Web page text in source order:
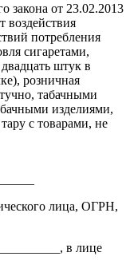
закона от 23.02.2013
воздействия
потребления
сигаретами,
штук в
розничная
табачными
изделиями,
с товарами, не
лица, ОГРН,
в лице